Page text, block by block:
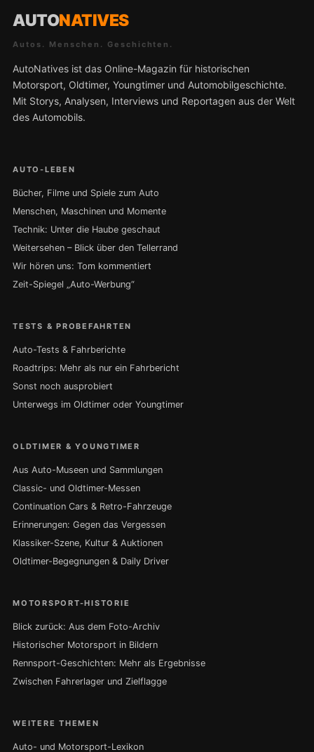
AUTONATIVES
Autos. Menschen. Geschichten.
AutoNatives ist das Online-Magazin für historischen
Motorsport, Oldtimer, Youngtimer und Automobilgeschichte.
Mit Storys, Analysen, Interviews und Reportagen aus der Welt
des Automobils.
AUTO-LEBEN
Bücher, Filme und Spiele zum Auto
Menschen, Maschinen und Momente
Technik: Unter die Haube geschaut
Weitersehen – Blick über den Tellerrand
Wir hören uns: Tom kommentiert
Zeit-Spiegel „Auto-Werbung“
TESTS & PROBEFAHRTEN
Auto-Tests & Fahrberichte
Roadtrips: Mehr als nur ein Fahrbericht
Sonst noch ausprobiert
Unterwegs im Oldtimer oder Youngtimer
OLDTIMER & YOUNGTIMER
Aus Auto-Museen und Sammlungen
Classic- und Oldtimer-Messen
Continuation Cars & Retro-Fahrzeuge
Erinnerungen: Gegen das Vergessen
Klassiker-Szene, Kultur & Auktionen
Oldtimer-Begegnungen & Daily Driver
MOTORSPORT-HISTORIE
Blick zurück: Aus dem Foto-Archiv
Historischer Motorsport in Bildern
Rennsport-Geschichten: Mehr als Ergebnisse
Zwischen Fahrerlager und Zielflagge
WEITERE THEMEN
Auto- und Motorsport-Lexikon